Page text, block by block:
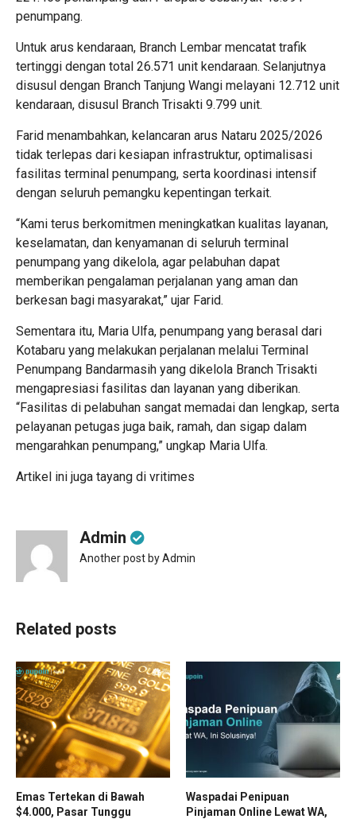
penumpang.
Untuk arus kendaraan, Branch Lembar mencatat trafik
tertinggi dengan total 26.571 unit kendaraan. Selanjutnya
disusul dengan Branch Tanjung Wangi melayani 12.712 unit
kendaraan, disusul Branch Trisakti 9.799 unit.
Farid menambahkan, kelancaran arus Nataru 2025/2026
tidak terlepas dari kesiapan infrastruktur, optimalisasi
fasilitas terminal penumpang, serta koordinasi intensif
dengan seluruh pemangku kepentingan terkait.
“Kami terus berkomitmen meningkatkan kualitas layanan,
keselamatan, dan kenyamanan di seluruh terminal
penumpang yang dikelola, agar pelabuhan dapat
memberikan pengalaman perjalanan yang aman dan
berkesan bagi masyarakat,” ujar Farid.
Sementara itu, Maria Ulfa, penumpang yang berasal dari
Kotabaru yang melakukan perjalanan melalui Terminal
Penumpang Bandarmasih yang dikelola Branch Trisakti
mengapresiasi fasilitas dan layanan yang diberikan.
“Fasilitas di pelabuhan sangat memadai dan lengkap, serta
pelayanan petugas juga baik, ramah, dan sigap dalam
mengarahkan penumpang,” ungkap Maria Ulfa.
Artikel ini juga tayang di vritimes
Admin
Another post by Admin
Related posts
Emas Tertekan di Bawah
$4.000, Pasar Tunggu
Waspadai Penipuan
Pinjaman Online Lewat WA,